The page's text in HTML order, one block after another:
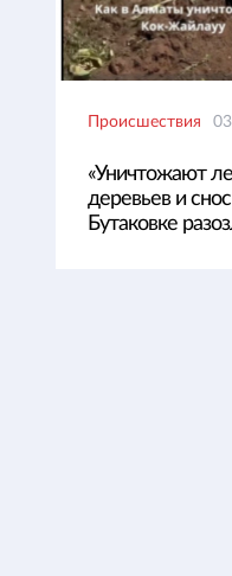
Происшествия
«Уничтожают
деревьев и
Бутаковке